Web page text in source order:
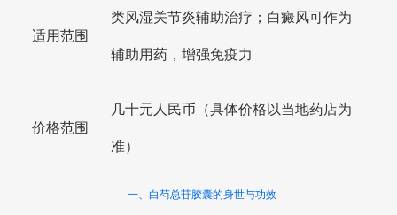
适用范围
类风湿关节炎辅助治疗；白癜风可作为
辅助用药，增强免疫力
价格范围
几十元人民币（具体价格以当地药店为
准）
一、白芍总苷胶囊的身世与功效